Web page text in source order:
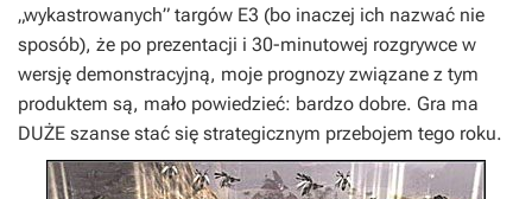
„wykastrowanych” targów E3 (bo inaczej ich nazwać nie
sposób), że po prezentacji i 30-minutowej rozgrywce w
wersję demonstracyjną, moje prognozy związane z tym
produktem są, mało powiedzieć: bardzo dobre. Gra ma
DUŻE szanse stać się strategicznym przebojem tego roku.